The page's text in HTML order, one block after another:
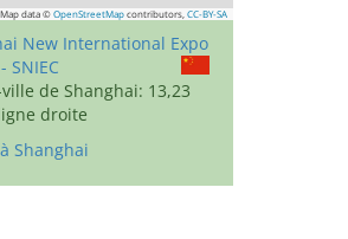
Map data © OpenStreetMap contributors, CC-BY-SA
New International Expo
SNIEC
de Shanghai: 13,23
droite
Shanghai